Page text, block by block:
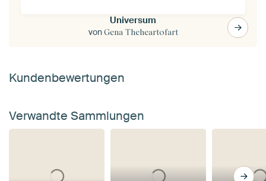
Universum
vonGena Theheartofart
Kundenbewertungen
Verwandte Sammlungen